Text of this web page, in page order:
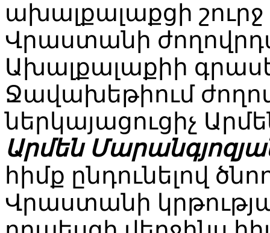
ախալքալաքցի շուրջ
Վրաստանի
Ախալքալաքիի
Ջավախեթիում
ներկայացուցիչ
Արմեն
հիմք ընդունելով
Վրաստանի